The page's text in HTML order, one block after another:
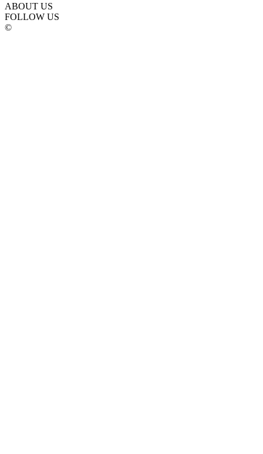
ABOUT US
FOLLOW US
©